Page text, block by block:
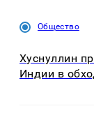
Общество
Хуснуллин
Индии в